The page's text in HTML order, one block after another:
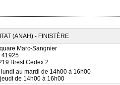
(ANAH) - FINISTÈRE
Marc-Sangnier
41925
Brest Cedex 2
lundi au mardi de 14h00 à 16h00
de 14h00 à 16h00